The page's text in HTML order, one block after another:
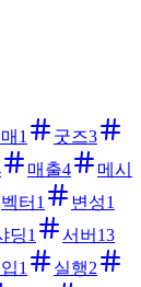
1 굿즈3
매출4
메시
벡터 1 변성1
딩1 서버 13
1 실행2